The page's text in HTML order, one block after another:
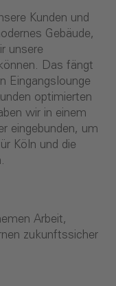
Kunden und
Gebäude,
unsere
Das fängt
Eingangslounge
optimierten
wir in einem
eingebunden, um
Köln und die
Arbeit,
zukunftssicher